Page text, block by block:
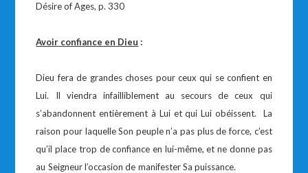
Désire of Ages, p. 330
Avoir confiance en Dieu :
Dieu fera de grandes choses pour ceux qui se confient en
Lui. Il viendra infailliblement au secours de ceux qui
s’abandonnent entièrement à Lui et qui Lui obéissent. La
raison pour laquelle Son peuple n’a pas plus de force, c’est
qu’il place trop de confiance en lui-même, et ne donne pas
au Seigneur l’occasion de manifester Sa puissance.